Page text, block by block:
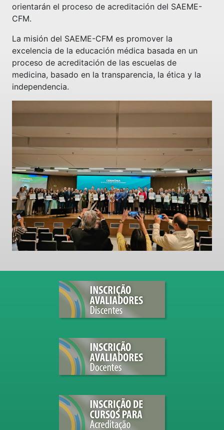
orientarán el proceso de acreditación del SAEME-
CFM.
La misión del SAEME-CFM es promover la
excelencia de la educación médica basada en un
proceso de acreditación de las escuelas de
medicina, basado en la transparencia, la ética y la
independencia.